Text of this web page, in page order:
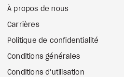
À propos de nous
Carrières
Politique de confidentialité
Conditions générales
Conditions d'utilisation